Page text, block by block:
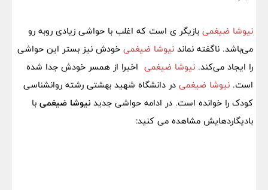
نیوشا ضیغمی بازیگر ی است که اغلب با حواشی زیادی روبه رو
می‌باشد. ناگفته نماند نیوشا ضیغمی خودش نیز بستر این حواشی
را ایجاد می‌کند. نیوشا ضیغمی اخیرا از همسر خودش جدا شده
است. نیوشا ضیغمی در دانشگاه شهید بهشتی رشته روانشناسی
کودک را خوانده است. در ادامه حواشی جدید نیوشا ضیغمی با
بادیگاردهایش مشاهده می کنید: